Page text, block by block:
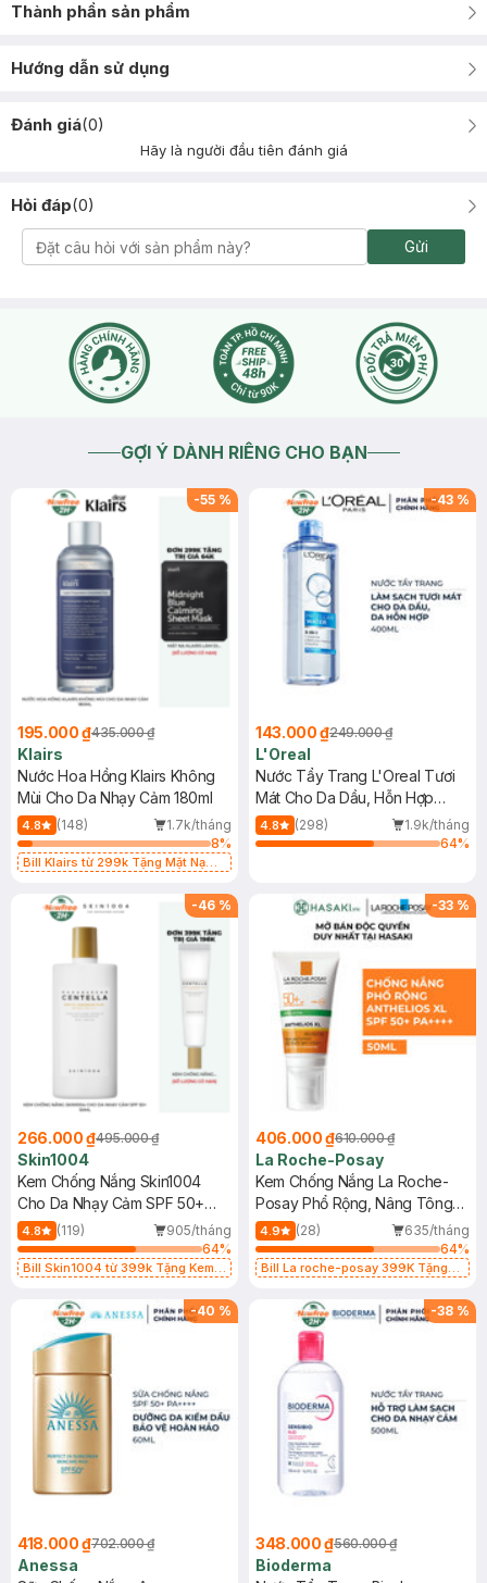
Thành phần sản phẩm
Hướng dẫn sử dụng
Đánh giá(0)
Hãy là người đầu tiên đánh giá
Hỏi đáp(0)
Gửi
GỢI Ý DÀNH RIÊNG CHO BẠN
-55 %
195.000 ₫435.000 ₫
Klairs
Nước Hoa Hồng Klairs Không
Mùi Cho Da Nhạy Cảm 180ml
4.8 (148)
1.7k/tháng
8%
Bill Klairs từ 299k Tặng Mặt Nạ
25ml (SL Có Hạn)
-43 %
143.000 ₫249.000 ₫
L'Oreal
Nước Tẩy Trang L'Oreal Tươi
Mát Cho Da Dầu, Hỗn Hợp
400ml
4.8 (298)
1.9k/tháng
64%
-46 %
266.000 ₫495.000 ₫
Skin1004
Kem Chống Nắng Skin1004
Cho Da Nhạy Cảm SPF 50+
50ml
4.8 (119)
905/tháng
64%
Bill Skin1004 từ 399k Tặng Kem
SPF 50+ 20ml (SL Có Hạn)
-33 %
406.000 ₫610.000 ₫
La Roche-Posay
Kem Chống Nắng La Roche-
Posay Phổ Rộng, Nâng Tông
Kiềm Dầu 50ml
4.9 (28)
635/tháng
64%
Bill La roche-posay 399K Tặng
(SL có hạn)
-40 %
418.000 ₫702.000 ₫
Anessa
-38 %
348.000 ₫560.000 ₫
Bioderma